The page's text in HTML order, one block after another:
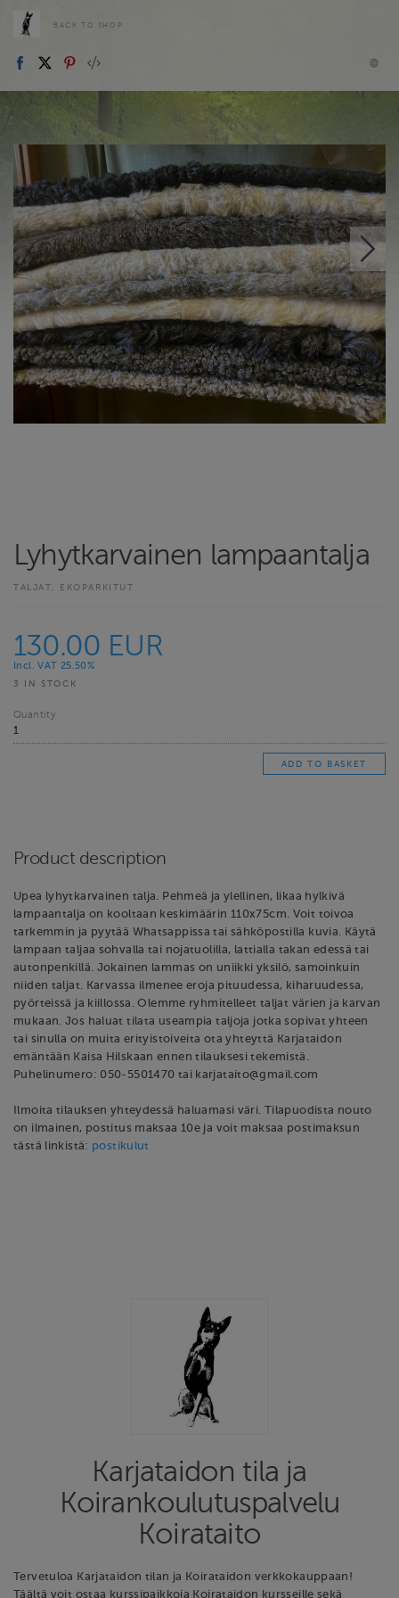
BACK TO SHOP
Lyhytkarvainen lampaantalja
TALJAT, EKOPARKITUT
130.00 EUR
Incl. VAT 25.50%
3 IN STOCK
Quantity
Product description
Upea lyhytkarvainen talja. Pehmeä ja ylellinen, likaa hylkivä
lampaantalja on kooltaan keskimäärin 110x75cm. Voit toivoa
tarkemmin ja pyytää Whatsappissa tai sähköpostilla kuvia. Käytä
lampaan taljaa sohvalla tai nojatuolilla, lattialla takan edessä tai
autonpenkillä. Jokainen lammas on uniikki yksilö, samoinkuin
niiden taljat. Karvassa ilmenee eroja pituudessa, kiharuudessa,
pyörteissä ja kiillossa. Olemme ryhmitelleet taljat värien ja karvan
mukaan. Jos haluat tilata useampia taljoja jotka sopivat yhteen
tai sinulla on muita erityistoiveita ota yhteyttä Karjataidon
emäntään Kaisa Hilskaan ennen tilauksesi tekemistä.
Puhelinumero: 050-5501470 tai karjataito@gmail.com
Ilmoita tilauksen yhteydessä haluamasi väri. Tilapuodista nouto
on ilmainen, postitus maksaa 10e ja voit maksaa postimaksun
tästä linkistä: postikulut
Karjataidon tila ja
Koirankoulutuspalvelu
Koirataito
Tervetuloa Karjataidon tilan ja Koirataidon verkkokauppaan!
Täältä voit ostaa kurssipaikkoja Koirataidon kursseille sekä